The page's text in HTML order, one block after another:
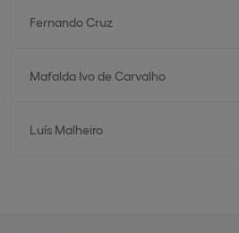
Fernando Cruz
Mafalda Ivo de Carvalho
Luís Malheiro